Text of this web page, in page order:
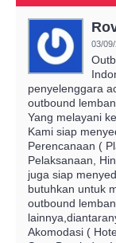
03/09/
penyelenggara
outbound
Yang melayani
Kami siap
Perencanaan (
Pelaksanaan,
juga siap
butuhkan untuk
outbound
Akomodasi (